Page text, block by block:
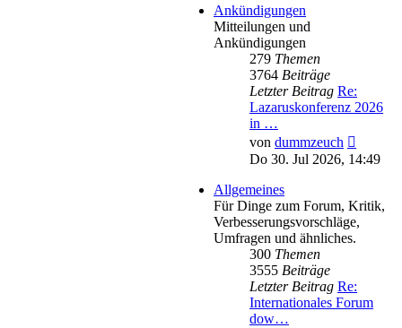
Ankündigungen
Mitteilungen und
Ankündigungen
279 Themen
3764 Beiträge
Letzter Beitrag Re:
Lazaruskonferenz 2026
in …
von dummzeuch
Beitrag
Do 30. Jul 2026, 14:49
Allgemeines
Für Dinge zum Forum, Kritik,
Verbesserungsvorschläge,
Umfragen und ähnliches.
300 Themen
3555 Beiträge
Letzter Beitrag Re:
Internationales Forum
dow…